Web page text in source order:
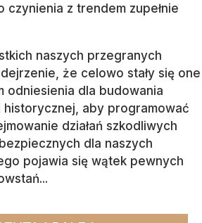
czynienia z trendem zupełnie
naszych przegranych
że celowo stały się one
odniesienia dla budowania
historycznej, aby programować
działań szkodliwych
dla naszych
pojawia się wątek pewnych